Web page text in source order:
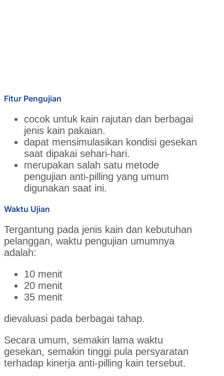
Fitur Pengujian
cocok untuk kain rajutan dan berbagai
jenis kain pakaian.
dapat mensimulasikan kondisi gesekan
saat dipakai sehari-hari.
merupakan salah satu metode
pengujian anti-pilling yang umum
digunakan saat ini.
Waktu Ujian
Tergantung pada jenis kain dan kebutuhan
pelanggan, waktu pengujian umumnya
adalah:
10 menit
20 menit
35 menit
dievaluasi pada berbagai tahap.
Secara umum, semakin lama waktu
gesekan, semakin tinggi pula persyaratan
terhadap kinerja anti-pilling kain tersebut.